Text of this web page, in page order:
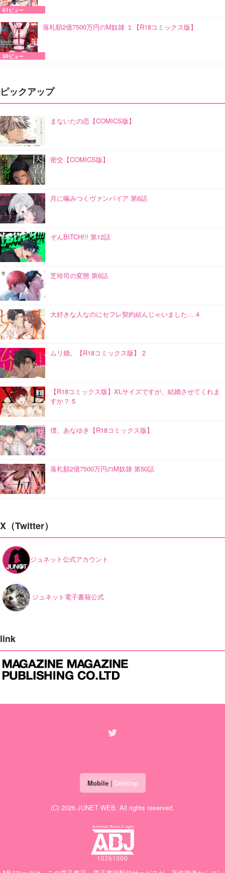
61ビュー
落札額2億7500万円のM奴隷 １【R18コミックス版】
50ビュー
ピックアップ
まないたの恋【COMICS版】
密交【COMICS版】
月に噛みつくヴァンパイア 第6話
ぞんBITCH!!! 第12話
芝玲司の変態 第6話
大好きな人なのにセフレ契約結んじゃいました… 4
ムリ婚。【R18コミックス版】 2
【R18コミックス版】XLサイズですが、結婚させてくれま
すか？ 5
僕、あなゆき【R18コミックス版】
落札額2億7500万円のM奴隷 第50話
X（Twitter）
ジュネット公式アカウント
ジュネット電子書籍公式
link
Mobile| Desktop
(C) 2026 JUNET WEB. All rights reserved.